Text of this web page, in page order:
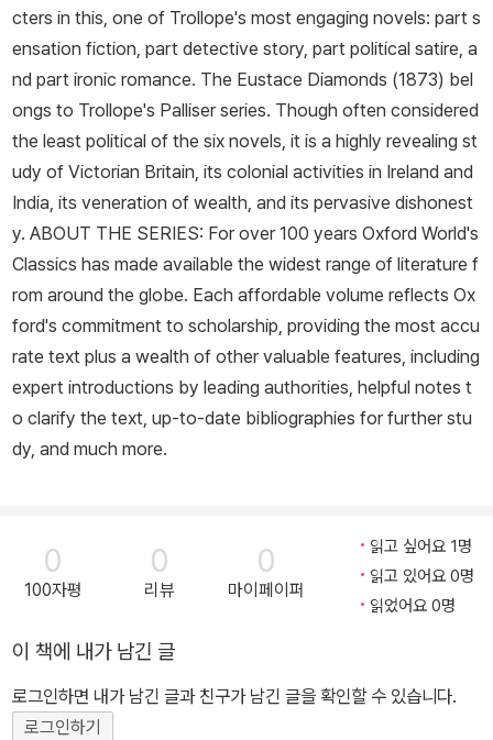
cters in this, one of Trollope's most engaging novels: part s
ensation fiction, part detective story, part political satire, a
nd part ironic romance. The Eustace Diamonds (1873) bel
ongs to Trollope's Palliser series. Though often considered
the least political of the six novels, it is a highly revealing st
udy of Victorian Britain, its colonial activities in Ireland and
India, its veneration of wealth, and its pervasive dishonest
y. ABOUT THE SERIES: For over 100 years Oxford World's
Classics has made available the widest range of literature f
rom around the globe. Each affordable volume reflects Ox
ford's commitment to scholarship, providing the most accu
rate text plus a wealth of other valuable features, including
expert introductions by leading authorities, helpful notes t
o clarify the text, up-to-date bibliographies for further stu
dy, and much more.
0
100자평
0
리뷰
0
마이페이퍼
읽고 싶어요 1명
읽고 있어요 0명
읽었어요 0명
이 책에 내가 남긴 글
로그인하면 내가 남긴 글과 친구가 남긴 글을 확인할 수 있습니다.
로그인하기